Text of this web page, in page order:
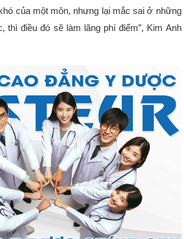
của một môn, nhưng lại mắc sai ở những
thì điều đó sẽ làm lãng phí điểm”, Kim Anh